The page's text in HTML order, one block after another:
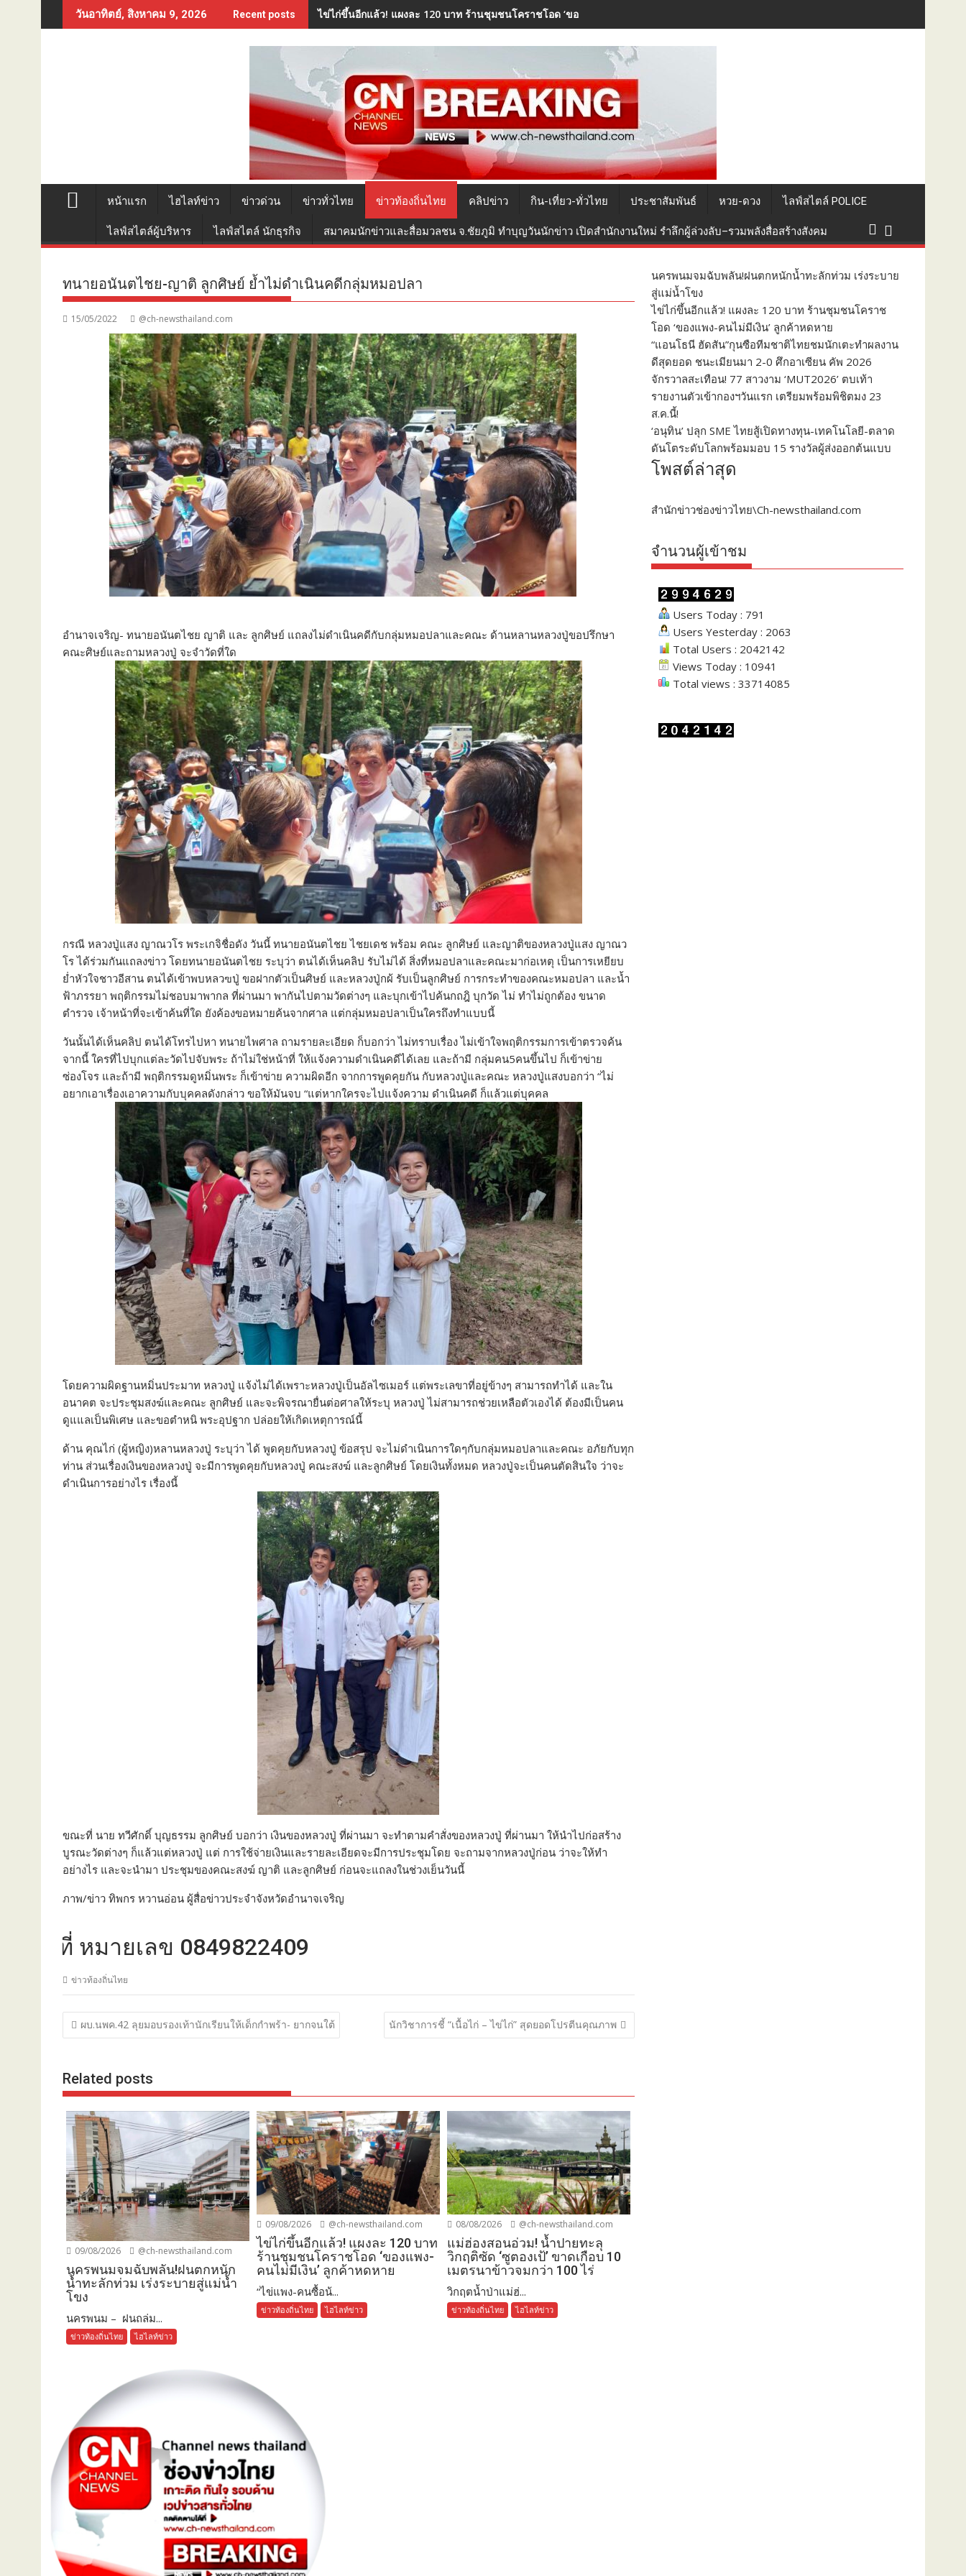
to
วันอาทิตย์, สิงหาคม 9, 2026 Recent posts ไข่ไก่ขึ้นอีกแล้ว! แผงละ 120 บาท ร้านชุมชนโคราชโอด ‘ของแพง-คนไม่มีเงิน’ ลูกค้าหดหาย
หน้าแรก ไฮไลท์ข่าว ข่าวด่วน ข่าวทั่วไทย ข่าวท้องถิ่นไทย คลิปข่าว กิน-เที่ยว-ทั่วไทย ประชาสัมพันธ์ หวย-ดวง ไลฟ์สไตล์ POLICE
ไลฟ์สไตล์ผู้บริหาร ไลฟ์สไตล์ นักธุรกิจ สมาคมนักข่าวและสื่อมวลชน จ.ชัยภูมิ ทำบุญวันนักข่าว เปิดสำนักงานใหม่ รำลึกผู้ล่วงลับ–รวมพลังสื่อสร้างสังคม
ทนายอนันตไชย-ญาติ ลูกศิษย์ ย้ำไม่ดำเนินคดีกลุ่มหมอปลา
15/05/2022 @ch-newsthailand.com
อำนาจเจริญ- ทนายอนันตไชย ญาติ และ ลูกศิษย์ แถลงไม่ดำเนินคดีกับกลุ่มหมอปลาและคณะ ด้านหลานหลวงปู่ขอปรึกษา
คณะศิษย์และถามหลวงปู่ จะจำวัดที่ใด
กรณี หลวงปู่แสง ญาณวโร พระเกจิชื่อดัง วันนี้ ทนายอนันตไชย ไชยเดช พร้อม คณะ ลูกศิษย์ และญาติของหลวงปู่แสง ญาณว
โร ได้ร่วมกันแถลงข่าว โดยทนายอนันตไชย ระบุว่า ตนได้เห็นคลิป รับไม่ได้ สิ่งที่หมอปลาและคณะมาก่อเหตุ เป็นการเหยียบ
ย่ำหัวใจชาวอีสาน ตนได้เข้าพบหลวฃปู่ ขอฝากตัวเป็นศิษย์ และหลวงปู่กผ้ รับเป็นลูกศิษย์ การกระทำของคณะหมอปลา และน้ำ
ฟ้าภรรยา พฤติกรรมไม่ชอบมาพากล ที่ผ่านมา พากันไปตามวัดต่างๆ และบุกเข้าไปค้นกถฎิ บุกวัด ไม่ ทำไม่ถูกต้อง ขนาด
ตำรวจ เจ้าหน้าที่จะเข้าค้นที่ใด ยังค้องขอหมายค้นจากศาล แต่กลุ่มหมอปลาเป็นใครถึงทำแบบนี้
วันนั้นได้เห็นคลิป ตนได้โทรไปหา ทนายไพศาล ถามรายละเอียด ก็บอกว่า ไม่ทราบเรื่อง ไม่เข้าใจพฤติกรรมการเข้าตรวจค้น
จากนี้ ใครที่ไปบุกแต่ละวัดไปจับพระ ถ้าไม่ใช่หน้าที่ ให้แจ้งความดำเนินคดีได้เลย และถ้ามี กลุ่มคน5คนขึ้นไป ก็เข้าข่าย
ซ่องโจร และถ้ามี พฤติกรรมดูหมิ่นพระ ก็เข้าข่าย ความผิดอีก จากการพูดคุยกัน กับหลวงปู่และคณะ หลวงปู่แสงบอกว่า “ไม่
อยากเอาเรื่องเอาความกับบุคคลดังกล่าว ขอให้มันจบ “แต่หากใครจะไปแจ้งความ ดำเนินคดี ก็แล้วแต่บุคคล
โดยความผิดฐานหมิ่นประมาท หลวงปู่ แจ้งไม่ได้เพราะหลวงปู่เป็นอัลไซเมอร์ แต่พระเลขาที่อยู่ข้างๆ สามารถทำได้ และใน
อนาคต จะประชุมสงฆ์และคณะ ลูกศิษย์ และจะพิจรณายื่นต่อศาลให้ระบุ หลวงปู่ ไม่สามารถช่วยเหลือตัวเองได้ ต้องมีเป็นคน
ดูแแลเป็นพิเศษ และขอตำหนิ พระอุปฐาก ปล่อยให้เกิดเหตุการณ์นี้
ด้าน คุณไก่ (ผู้หญิง)หลานหลวงปู่ ระบุว่า ได้ พูดคุยกับหลวงปู่ ข้อสรุป จะไม่ดำเนินการใดๆกับกลุ่มหมอปลาและคณะ อภัยกับทุก
ท่าน ส่วนเรื่องเงินของหลวงปู่ จะมีการพูดคุยกับหลวงปู่ คณะสงฆ์ และลูกศิษย์ โดยเงินทั้งหมด หลวงปู่จะเป็นคนตัดสินใจ ว่าจะ
ดำเนินการอย่างไร เรื่องนี้
ขณะที่ นาย ทวีศักดิ์ บุญธรรม ลูกศิษย์ บอกว่า เงินของหลวงปู่ ที่ผ่านมา จะทำตามคำสั่งของหลวงปู่ ที่ผ่านมา ให้นำไปก่อสร้าง
บูรณะวัดต่างๆ ก็แล้วแต่หลวงปู่ แต่ การใช้จ่ายเงินและรายละเอียดจะมีการประชุมโดย จะถามจากหลวงปู่ก่อน ว่าจะให้ทำ
อย่างไร และจะนำมา ประชุมของคณะสงฆ์ ญาติ และลูกศิษย์ ก่อนจะแถลงในช่วงเย็นวันนี้
ภาพ/ข่าว ทิพกร หวานอ่อน ผู้สื่อข่าวประจำจังหวัดอำนาจเจริญ
ายเลข 0849822409
ข่าวท้องถิ่นไทย
แนะแนว
เรื่อง
ผบ.นพค.42 ลุยมอบรองเท้านักเรียนให้เด็กกำพร้า- ยากจนใต้ นักวิชาการชี้ “เนื้อไก่ – ไข่ไก่” สุดยอดโปรตีนคุณภาพ
Related posts
09/08/2026 @ch-newsthailand.com
นครพนมจมฉับพลัน!ฝนตกหนัก
น้ำทะลักท่วม เร่งระบายสู่แม่น้ำ
โขง
นครพนม – ฝนถล่ม...
ข่าวท้องถิ่นไทย ไฮไลท์ข่าว
09/08/2026 @ch-newsthailand.com
ไข่ไก่ขึ้นอีกแล้ว! แผงละ 120 บาท
ร้านชุมชนโคราชโอด ‘ของแพง-
คนไม่มีเงิน’ ลูกค้าหดหาย
“ไข่แพง-คนซื้อน้...
ข่าวท้องถิ่นไทย ไฮไลท์ข่าว
08/08/2026 @ch-newsthailand.com
แม่ฮ่องสอนอ่วม! น้ำปายทะลุ
วิกฤติซัด ‘ซูตองเป้’ ขาดเกือบ 10
เมตรนาข้าวจมกว่า 100 ไร่
วิกฤตน้ำป่าแม่ฮ่...
ข่าวท้องถิ่นไทย ไฮไลท์ข่าว
นครพนมจมฉับพลัน!ฝนตกหนักน้ำทะลักท่วม เร่งระบาย
สู่แม่น้ำโขง
ไข่ไก่ขึ้นอีกแล้ว! แผงละ 120 บาท ร้านชุมชนโคราช
โอด ‘ของแพง-คนไม่มีเงิน’ ลูกค้าหดหาย
“แอนโธนี ฮัดสัน”กุนซือทีมชาติไทยชมนักเตะทำผลงาน
ดีสุดยอด ชนะเมียนมา 2-0 ศึกอาเซียน คัพ 2026
จักรวาลสะเทือน! 77 สาวงาม ‘MUT2026’ ตบเท้า
รายงานตัวเข้ากองฯวันแรก เตรียมพร้อมพิชิตมง 23
ส.ค.นี้!
‘อนุทิน’ ปลุก SME ไทยสู้เปิดทางทุน-เทคโนโลยี-ตลาด
ดันโตระดับโลกพร้อมมอบ 15 รางวัลผู้ส่งออกต้นแบบ
โพสต์ล่าสุด
สำนักข่าวช่องข่าวไทย\Ch-newsthailand.com
จำนวนผู้เข้าชม
Users Today : 791
Users Yesterday : 2063
Total Users : 2042142
Views Today : 10941
Total views : 33714085